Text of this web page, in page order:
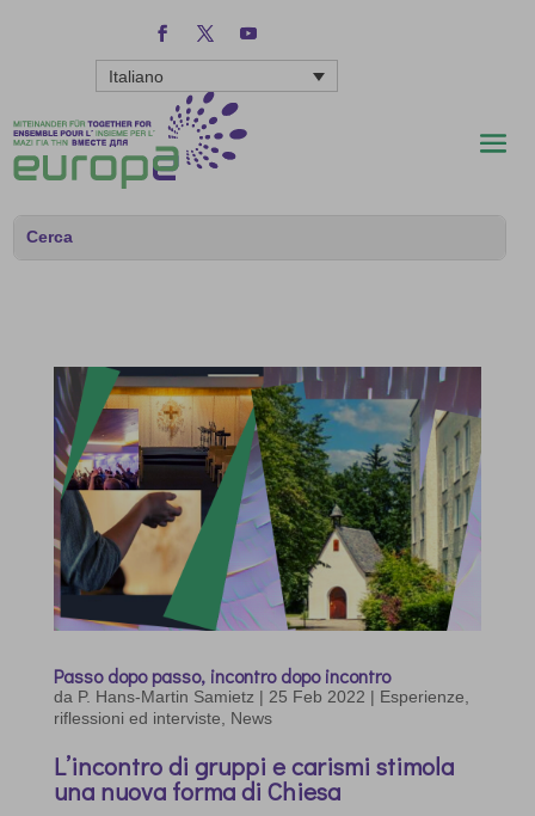
Italiano
Passo dopo passo, incontro dopo incontro
da P. Hans-Martin Samietz | 25 Feb 2022 | Esperienze,
riflessioni ed interviste
News
L’incontro di gruppi e carismi stimola
una nuova forma di Chiesa